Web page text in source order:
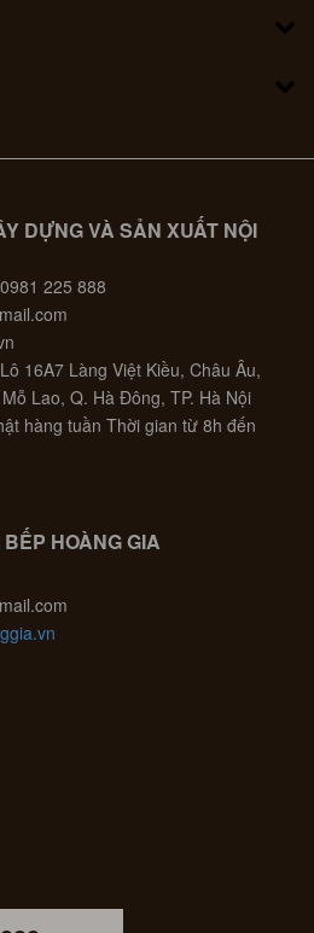
DỰNG VÀ SẢN XUẤT NỘI
225 888
16A7 Làng Việt Kiều, Châu Âu,
Lao, Q. Hà Đông, TP. Hà Nội
hàng tuần Thời gian từ 8h đến
HOÀNG GIA